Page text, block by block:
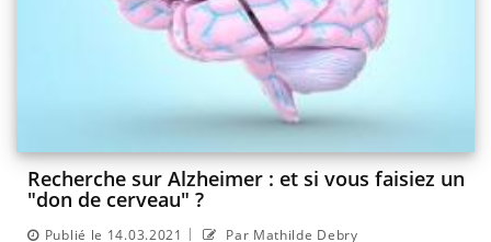
Recherche sur Alzheimer : et si vous faisiez un
"don de cerveau" ?
Publié le 14.03.2021 | Par Mathilde Debry